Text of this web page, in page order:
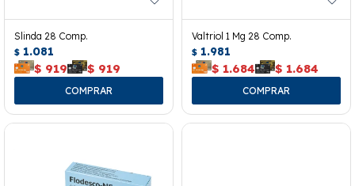
Slinda 28 Comp.
$ 1.081
$ 919 $ 919
Valtriol 1 Mg 28 Comp.
$ 1.981
$ 1.684 $ 1.684